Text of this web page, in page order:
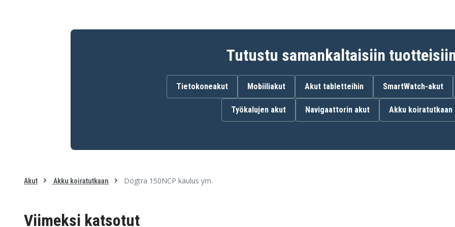
Tutustu samankaltaisiin
Tietokoneakut Mobiiliakut Akut tabletteihin SmartWatch-akut
Työkalujen akut Navigaattorin akut Akku koiratutkaan
Akut Akku koiratutkaan Dogtra 150NCP kaulus ym.
Viimeksi katsotut